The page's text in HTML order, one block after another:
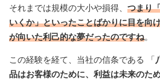
それまでは規模の大小や損得、 つまり
いくか」といったことばかりに目を向
が向いた利己的な夢だったのですね。
この経験を経て、当社の信条である 「
品はお客様のために、利益は未来のた